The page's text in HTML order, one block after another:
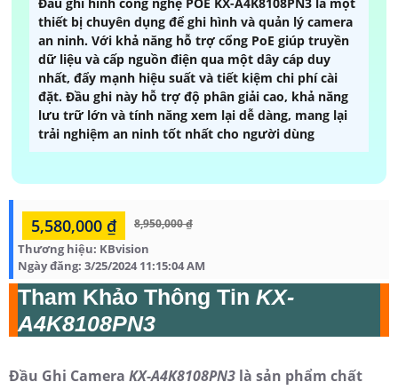
thiết bị chuyên dụng để ghi hình và quản lý camera
an ninh. Với khả năng hỗ trợ cổng PoE giúp truyền
dữ liệu và cấp nguồn điện qua một dây cáp duy
nhất, đẩy mạnh hiệu suất và tiết kiệm chi phí cài
đặt. Đầu ghi này hỗ trợ độ phân giải cao, khả năng
lưu trữ lớn và tính năng xem lại dễ dàng, mang lại
trải nghiệm an ninh tốt nhất cho người dùng
5,580,000 ₫ 8,950,000 ₫
Thương hiệu: KBvision
Ngày đăng: 3/25/2024 11:15:04 AM
Tham Khảo Thông Tin KX-
A4K8108PN3
Đầu Ghi Camera KX-A4K8108PN3 là sản phẩm chất